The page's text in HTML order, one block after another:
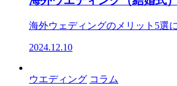
海外ウェディングのメリット5選
2024.12.10
ウエディング コラム